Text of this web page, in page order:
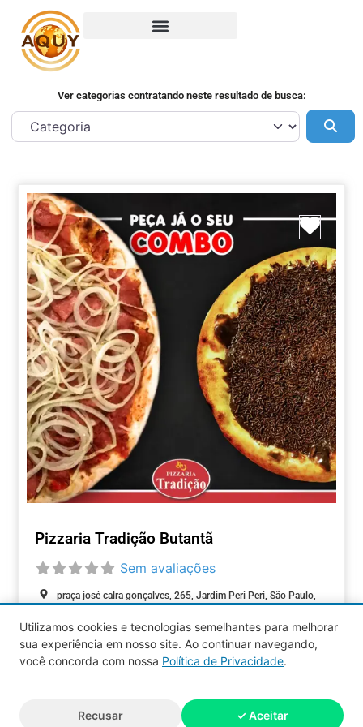
Ver categorias contratando neste resultado de busca:
Pizzaria Tradição Butantã
Sem avaliações
praça josé calra gonçalves, 265, Jardim Peri Peri, São Paulo,
ALIMENTAÇÃO
reservados.
Utilizamos cookies e tecnologias semelhantes para melhorar
sua experiência em nosso site. Ao continuar navegando,
você concorda com nossa Política de Privacidade.
Recusar ✓ Aceitar